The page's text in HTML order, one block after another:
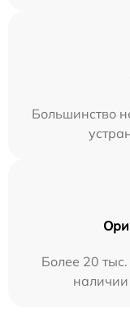
Большинство
Более 20